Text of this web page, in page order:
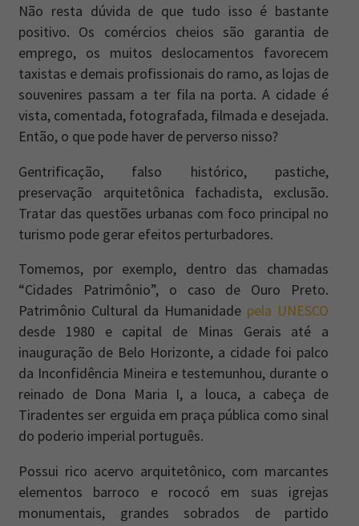
Não resta dúvida de que tudo isso é bastante
positivo. Os comércios cheios são garantia de
emprego, os muitos deslocamentos favorecem
taxistas e demais profissionais do ramo, as lojas de
souvenires passam a ter fila na porta. A cidade é
vista, comentada, fotografada, filmada e desejada.
Então, o que pode haver de perverso nisso?
Gentrificação, falso histórico, pastiche,
preservação arquitetônica fachadista, exclusão.
Tratar das questões urbanas com foco principal no
turismo pode gerar efeitos perturbadores.
Tomemos, por exemplo, dentro das chamadas
“Cidades Patrimônio”, o caso de Ouro Preto.
Patrimônio Cultural da Humanidade pela UNESCO
desde 1980 e capital de Minas Gerais até a
inauguração de Belo Horizonte, a cidade foi palco
da Inconfidência Mineira e testemunhou, durante o
reinado de Dona Maria I, a louca, a cabeça de
Tiradentes ser erguida em praça pública como sinal
do poderio imperial português.
Possui rico acervo arquitetônico, com marcantes
elementos barroco e rococó em suas igrejas
monumentais, grandes sobrados de partido